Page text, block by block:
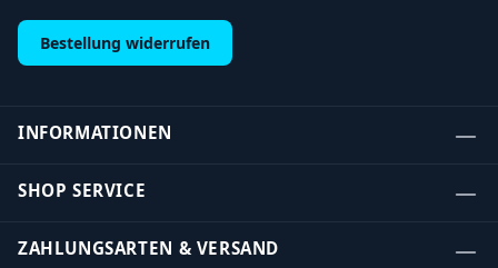
Bestellung widerrufen
INFORMATIONEN
SHOP SERVICE
ZAHLUNGSARTEN & VERSAND